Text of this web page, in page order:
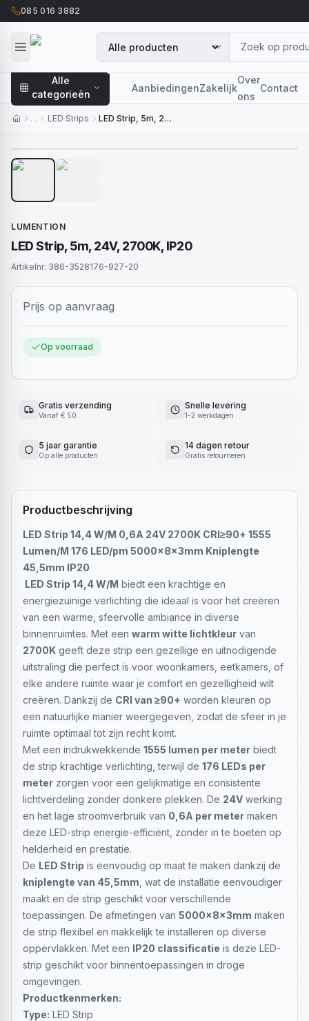
085 016 3882
Alle
categorieën
AanbiedingenZakelijk
Over
ons
Contact
… LED Strips
LED Strip, 5m, 24V, 2700K, IP20
LUMENTION
LED Strip, 5m, 24V, 2700K, IP20
Artikelnr: 386-3528176-927-20
Prijs op aanvraag
Op voorraad
Gratis verzending
Vanaf € 50
Snelle levering
1-2 werkdagen
5 jaar garantie
Op alle producten
14 dagen retour
Gratis retourneren
Productbeschrijving
LED Strip 14,4 W/M 0,6A 24V 2700K CRI≥90+ 1555
Lumen/M 176 LED/pm 5000x8x3mm Kniplengte
45,5mm IP20
LED Strip 14,4 W/M biedt een krachtige en
energiezuinige verlichting die ideaal is voor het creëren
van een warme, sfeervolle ambiance in diverse
binnenruimtes. Met een warm witte lichtkleur van
2700K geeft deze strip een gezellige en uitnodigende
uitstraling die perfect is voor woonkamers, eetkamers, of
elke andere ruimte waar je comfort en gezelligheid wilt
creëren. Dankzij de CRI van ≥90+ worden kleuren op
een natuurlijke manier weergegeven, zodat de sfeer in je
ruimte optimaal tot zijn recht komt.
Met een indrukwekkende 1555 lumen per meter biedt
de strip krachtige verlichting, terwijl de 176 LEDs per
meter zorgen voor een gelijkmatige en consistente
lichtverdeling zonder donkere plekken. De 24V werking
en het lage stroomverbruik van 0,6A per meter maken
deze LED-strip energie-efficiënt, zonder in te boeten op
helderheid en prestatie.
De LED Strip is eenvoudig op maat te maken dankzij de
kniplengte van 45,5mm , wat de installatie eenvoudiger
maakt en de strip geschikt voor verschillende
toepassingen. De afmetingen van 5000x8x3mm maken
de strip flexibel en makkelijk te installeren op diverse
oppervlakken. Met een IP20 classificatie is deze LED-
strip geschikt voor binnentoepassingen in droge
omgevingen.
Productkenmerken:
Type: LED Strip